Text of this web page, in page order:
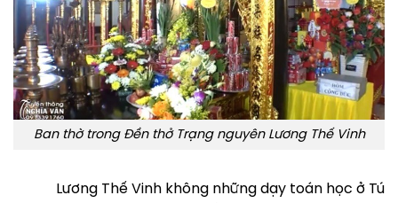
Ban thờ trong Đền thở Trạng nguyên Lương Thế Vinh
Lương Thế Vinh không những dạy toán học ở Tú